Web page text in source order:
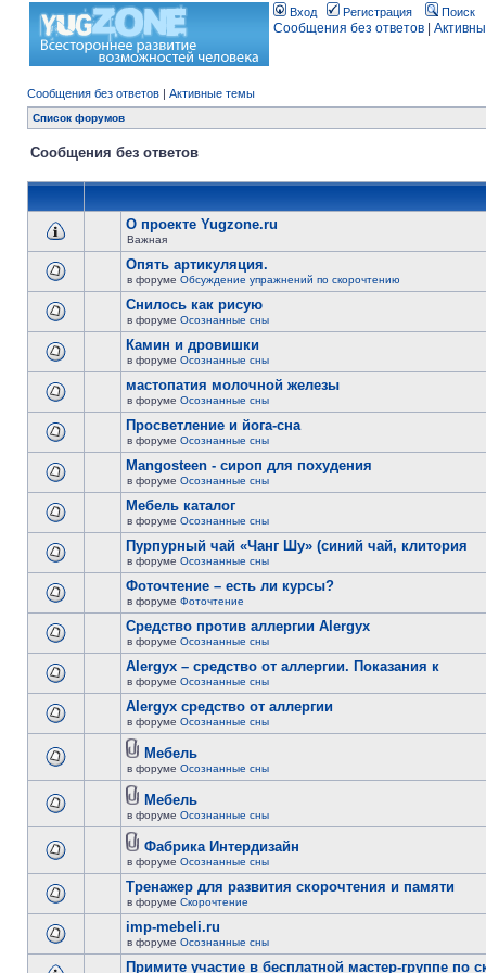
Вход Регистрация Поиск
Сообщения без ответов
Сообщения без ответов | Активные темы
Список форумов
Сообщения без ответов
О проекте Yugzone.ru
Важная
Опять артикуляция.
в форуме Обсуждение упражнений по скорочтению
Снилось как рисую
в форуме Осознанные сны
Камин и дровишки
в форуме Осознанные сны
мастопатия молочной железы
в форуме Осознанные сны
Просветление и йога-сна
в форуме Осознанные сны
Mangosteen - сироп для похудения
в форуме Осознанные сны
Мебель каталог
в форуме Осознанные сны
Пурпурный чай «Чанг Шу» (синий чай, клитория
в форуме Осознанные сны
Фоточтение – есть ли курсы?
в форуме Фоточтение
Cредство против аллергии Alergyx
в форуме Осознанные сны
Alergyx – средство от аллергии. Показания к
в форуме Осознанные сны
Alergyx средство от аллергии
в форуме Осознанные сны
Мебель
в форуме Осознанные сны
Мебель
в форуме Осознанные сны
Фабрика Интердизайн
в форуме Осознанные сны
Тренажер для развития скорочтения и памяти
в форуме Скорочтение
imp-mebeli.ru
в форуме Осознанные сны
Примите участие в бесплатной мастер-группе по